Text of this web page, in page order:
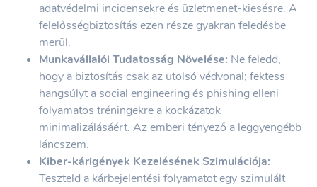
adatvédelmi incidensekre és üzletmenet-kiesésre. A
felelősségbiztosítás ezen része gyakran feledésbe
merül.
Munkavállalói Tudatosság Növelése: Ne feledd,
hogy a biztosítás csak az utolsó védvonal; fektess
hangsúlyt a social engineering és phishing elleni
folyamatos tréningekre a kockázatok
minimalizálásáért. Az emberi tényező a leggyengébb
láncszem.
Kiber-kárigények Kezelésének Szimulációja:
Teszteld a kárbejelentési folyamatot egy szimulált